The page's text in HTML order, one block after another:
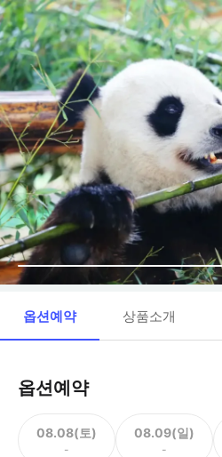
옵션예약 상품소개
옵션예약
08.08(토)
-
08.09(일)
-